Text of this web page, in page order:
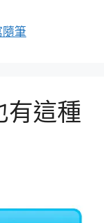
隨筆
有這種